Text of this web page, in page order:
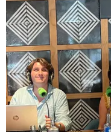
El tiempo
Más noticias